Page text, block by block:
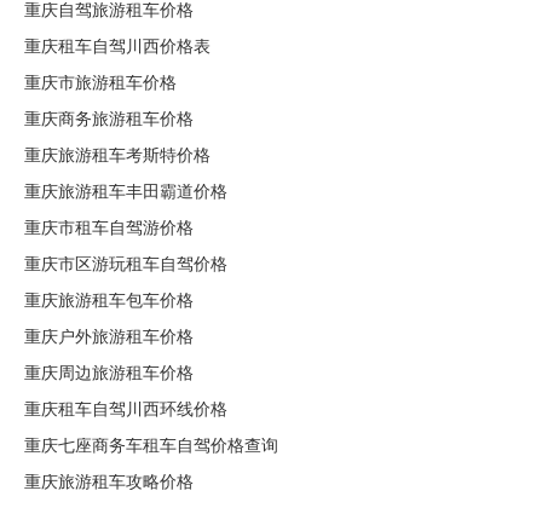
重庆自驾旅游租车价格
重庆租车自驾川西价格表
重庆市旅游租车价格
重庆商务旅游租车价格
重庆旅游租车考斯特价格
重庆旅游租车丰田霸道价格
重庆市租车自驾游价格
重庆市区游玩租车自驾价格
重庆旅游租车包车价格
重庆户外旅游租车价格
重庆周边旅游租车价格
重庆租车自驾川西环线价格
重庆七座商务车租车自驾价格查询
重庆旅游租车攻略价格